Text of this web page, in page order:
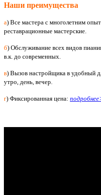
Наши преимущества
a) Все мастера с многолетним
реставрационные мастерские.
б) Обслуживание всех видов
в.к. до современных.
в) Вызов настройщика в удобный
утро, день, вечер.
г) Фиксированная цена: